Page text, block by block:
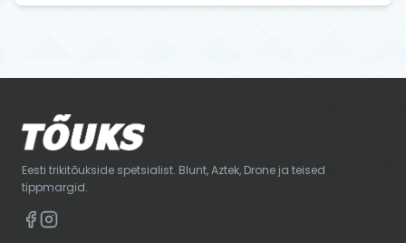
Eesti trikitõukside spetsialist. Blunt, Aztek, Drone ja teised
tippmargid.